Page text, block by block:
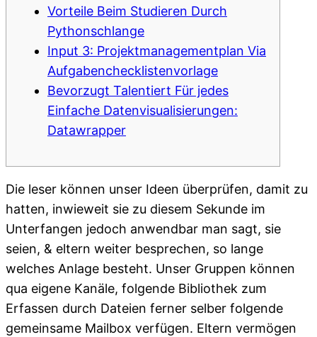
Vorteile Beim Studieren Durch
Pythonschlange
Input 3: Projektmanagementplan Via
Aufgabenchecklistenvorlage
Bevorzugt Talentiert Für jedes
Einfache Datenvisualisierungen:
Datawrapper
Die leser können unser Ideen überprüfen, damit zu
hatten, inwieweit sie zu diesem Sekunde im
Unterfangen jedoch anwendbar man sagt, sie
seien, & eltern weiter besprechen, so lange
welches Anlage besteht. Unser Gruppen können
qua eigene Kanäle, folgende Bibliothek zum
Erfassen durch Dateien ferner selber folgende
gemeinsame Mailbox verfügen. Eltern vermögen